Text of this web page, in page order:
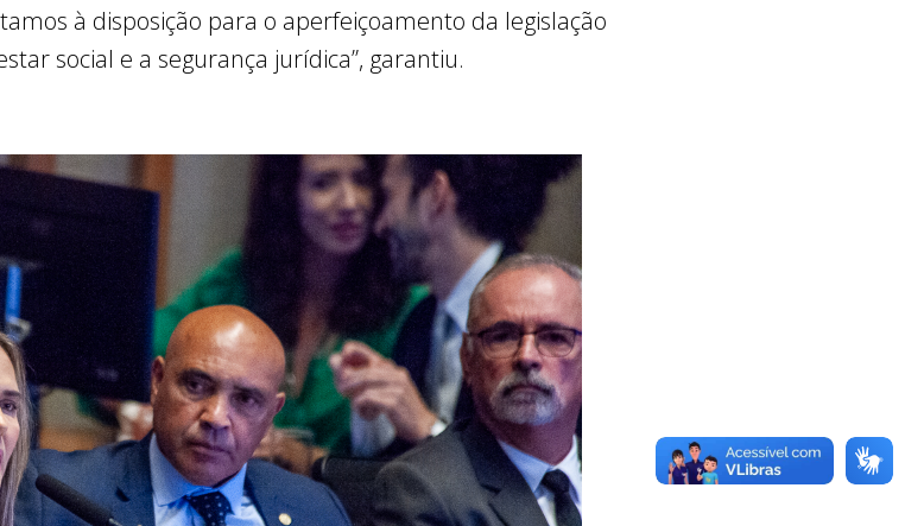
à disposição para o aperfeiçoamento da legislação
social e a segurança jurídica”, garantiu.